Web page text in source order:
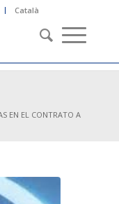
Català
EN EL CONTRATO A